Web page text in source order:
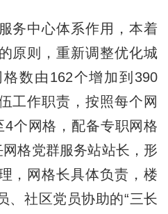
中心体系作用，本着
原则，重新调整优化城
数由162个增加到390
工作职责，按照每个网
个网格，配备专职网格
网格党群服务站站长，形
，网格长具体负责，楼
、社区党员协助的“三长